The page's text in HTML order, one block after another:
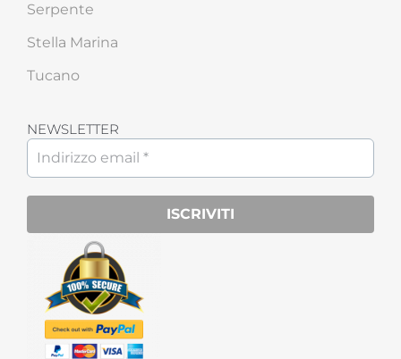
Serpente
Stella Marina
Tucano
NEWSLETTER